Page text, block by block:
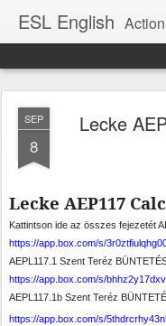
ESL English Action English
SEP
8
Lecke
Lecke AEP117
Kattintson ide az összes fejezetét
https://app.box.com/s/
AEPL117.1 Szent Teréz
https://app.box.com/s/
AEPL117.1b Szent Teréz
https://app.box.com/s/